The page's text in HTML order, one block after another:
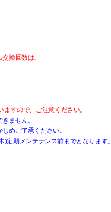
換回数は、
すので、ご注意ください。
ません。
めご了承ください。
)定期メンテナンス前までとなります。